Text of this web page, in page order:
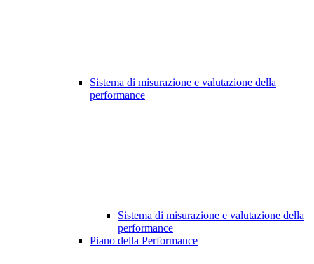
Sistema di misurazione e valutazione della
performance
Sistema di misurazione e valutazione della
performance
Piano della Performance